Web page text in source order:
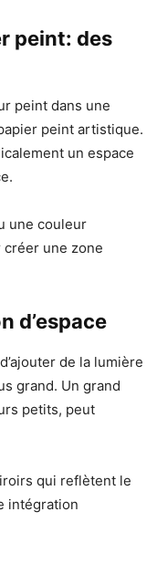
peint: des
peint dans une
peint artistique.
un espace
une couleur
une zone
d’espace
de la lumière
grand. Un grand
petits, peut
qui reflètent le
intégration